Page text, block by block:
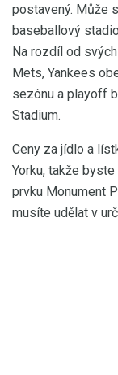
postavený. Může
baseballový
Na rozdíl od
Mets, Yankees
sezónu a playoff
Stadium.
Ceny za jídlo a
Yorku, takže
prvku Monument
musíte udělat v